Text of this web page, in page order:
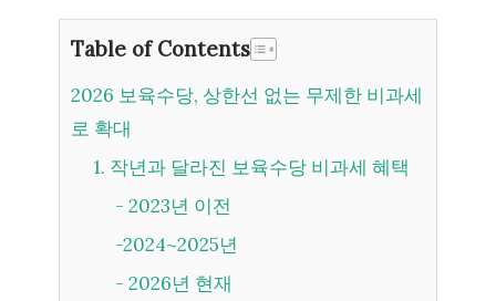
Table of Contents
2026 보육수당, 상한선 없는 무제한 비과세
로 확대
1. 작년과 달라진 보육수당 비과세 혜택
- 2023년 이전
-2024~2025년
- 2026년 현재